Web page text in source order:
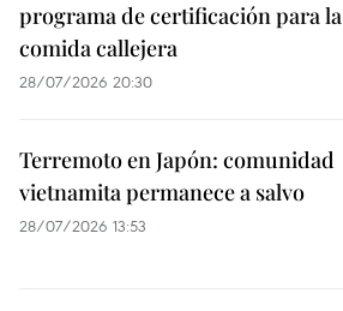
programa de certificación para la
comida callejera
28/07/2026 20:30
Terremoto en Japón: comunidad
vietnamita permanece a salvo
28/07/2026 13:53